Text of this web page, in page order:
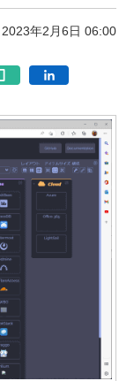
2023年2月6日 06:00